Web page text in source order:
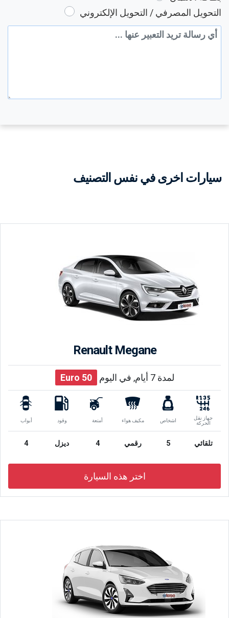
التحويل المصرفي / التحويل الإلكتروني
رسالة إضافية
سيارات اخرى في نفس التصنيف
Renault Megane
لمدة 7 أيام, في اليوم 50
Euro
جهاز نقل
الحركة
اشخاص مكيف هواء أمتعة وقود أبواب
تلقائي 5 رقمي 4 ديزل 4
اختر هذه السيارة